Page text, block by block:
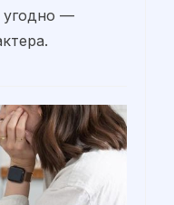
угодно —